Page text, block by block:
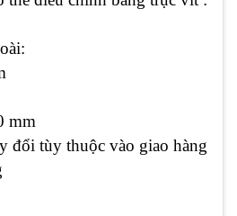
mm
đổi tùy thuộc vào giao hàng